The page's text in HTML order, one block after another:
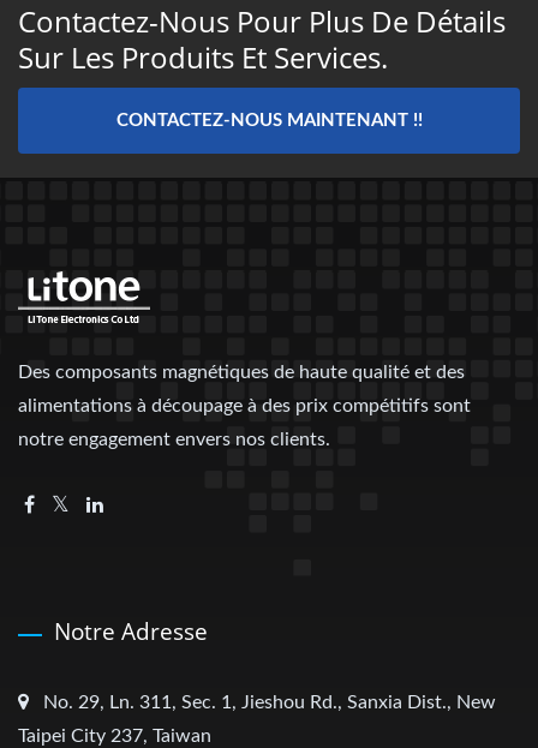
Contactez-Nous Pour Plus De Détails
Sur Les Produits Et Services.
CONTACTEZ-NOUS MAINTENANT !!
Des composants magnétiques de haute qualité et des
alimentations à découpage à des prix compétitifs sont
notre engagement envers nos clients.
Notre Adresse
No. 29, Ln. 311, Sec. 1, Jieshou Rd., Sanxia Dist., New
Taipei City 237, Taiwan